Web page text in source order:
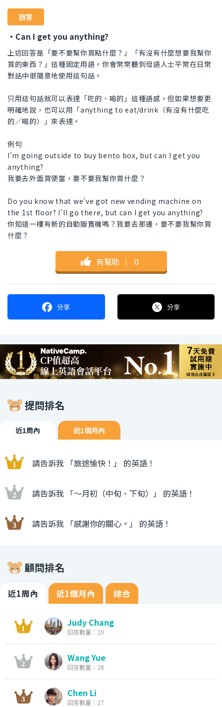
回答
・Can I get you anything?
上述回答是「要不要幫你買點什麼？」「有沒有什麼想要我幫你
買的東西？」這種固定用語。你會常常聽到母語人士平常在日常
對話中很隨意地使用這句話。
只用這句話就可以表達「吃的、喝的」這種語感，但如果想要更
明確地說，也可以用「anything to eat/drink（有沒有什麼吃
的／喝的）」來表達。
例句
I'm going outside to buy bento box, but can I get you
anything?
我要去外面買便當，要不要我幫你買什麼？
Do you know that we've got new vending machine on
the 1st floor? I'll go there, but can I get you anything?
你知道一樓有新的自動販賣機嗎？我要去那邊，要不要我幫你買
什麼？
有幫助 ｜ 0
分享 分享
提問排名
近1周內 近1個月內
請告訴我 「旅途愉快！」 的英語！
請告訴我 「〜月初（中旬、下旬）」 的英語！
請告訴我 「感謝你的關心。」 的英語！
顧問排名
近1周內 近1個月內 綜合
Judy Chang
回答數量：29
Wang Yue
回答數量：28
Chen Li
回答數量：27